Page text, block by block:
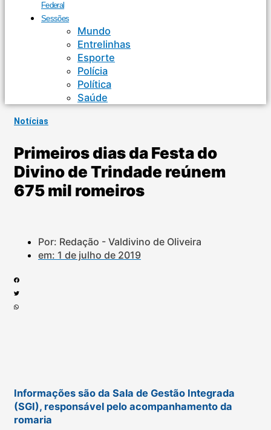
Federal
Sessões
Mundo
Entrelinhas
Esporte
Polícia
Política
Saúde
Notícias
Primeiros dias da Festa do
Divino de Trindade reúnem
675 mil romeiros
Por: Redação - Valdivino de Oliveira
em: 1 de julho de 2019
Informações são da Sala de Gestão Integrada
(SGI), responsável pelo acompanhamento da
romaria